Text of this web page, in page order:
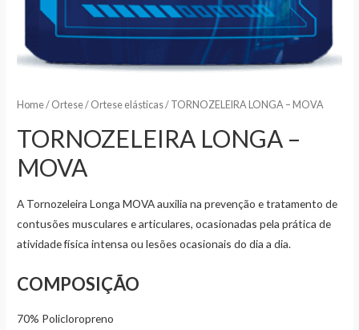
Home/ Ortese/ Ortese elásticas/ TORNOZELEIRA LONGA – MOVA
TORNOZELEIRA LONGA –
MOVA
A Tornozeleira Longa MOVA auxilia na prevenção e tratamento de
contusões musculares e articulares, ocasionadas pela prática de
atividade física intensa ou lesões ocasionais do dia a dia.
COMPOSIÇÃO
70% Policloropreno